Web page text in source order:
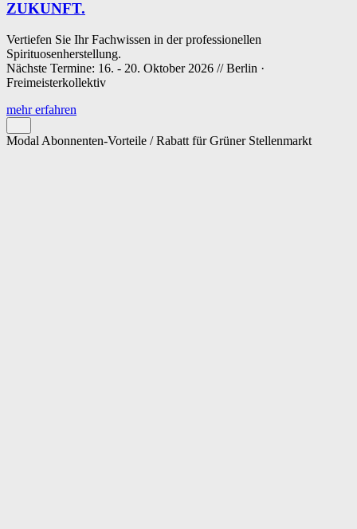
ZUKUNFT.
Vertiefen Sie Ihr Fachwissen in der professionellen
Spirituosenherstellung.
Nächste Termine: 16. - 20. Oktober 2026 // Berlin ·
Freimeisterkollektiv
mehr erfahren
Modal Abonnenten-Vorteile / Rabatt für Grüner Stellenmarkt